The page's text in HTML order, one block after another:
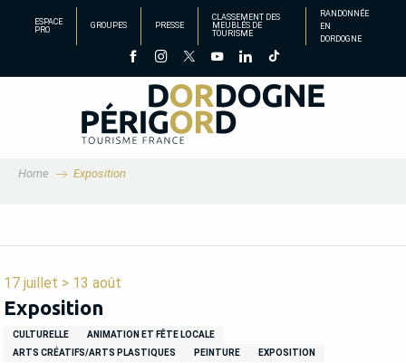
principal
ESPACE
PRO
GROUPES PRESSE
CLASSEMENT DES
MEUBLÉS DE
TOURISME
RANDONNÉE
EN
DORDOGNE
Home Exposition
17 juillet > 13 août
Exposition
CULTURELLE
ANIMATION ET FÊTE LOCALE
ARTS CRÉATIFS/ARTS PLASTIQUES
PEINTURE EXPOSITION